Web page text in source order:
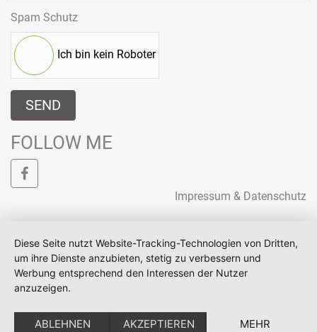
Spam Schutz
Ich bin kein Roboter
SEND
FOLLOW ME
Impressum & Datenschutz
Diese Seite nutzt Website-Tracking-Technologien von Dritten,
um ihre Dienste anzubieten, stetig zu verbessern und
Werbung entsprechend den Interessen der Nutzer
anzuzeigen.
ABLEHNEN AKZEPTIEREN MEHR